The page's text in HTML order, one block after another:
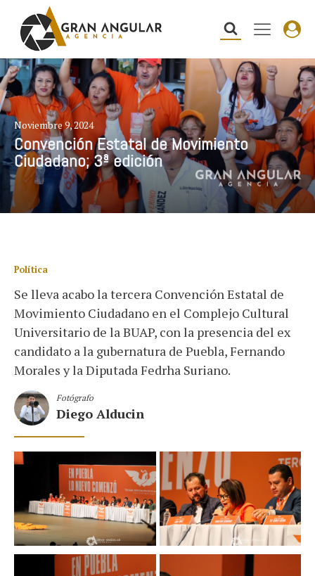
Noviembre 9, 2024
Convención Estatal de Movimiento
Ciudadano; 3ª edición
Política
Se lleva acabo la tercera Convención Estatal de
Movimiento Ciudadano en el Complejo Cultural
Universitario de la BUAP, con la presencia del ex
candidato a la gubernatura de Puebla, Fernando
Morales y la Diputada Fedrha Suriano.
Fotógrafo
Diego Alducin